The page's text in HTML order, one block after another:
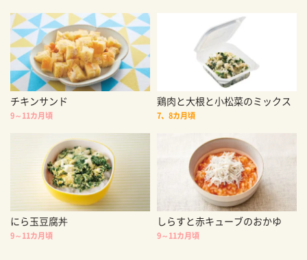
チキンサンド
9～11カ月頃
鶏肉と大根と小松菜のミックス
7、8カ月頃
にら玉豆腐丼
9～11カ月頃
しらすと赤キューブのおかゆ
9～11カ月頃